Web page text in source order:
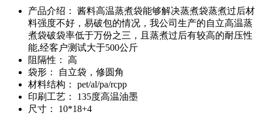
产品介绍：
酱料高温蒸煮袋能够解决蒸煮袋蒸煮过后材
料强度不好，易破包的情况，我公司生产的自立高温蒸
煮袋破袋率低于万份之三，且蒸煮过后有较高的耐压性
能,经客户测试大于500公斤
阻隔性：
高
袋形：
自立袋，修圆角
材料结构：
pet/al/pa/rcpp
印刷工艺：
135度高温油墨
尺寸：
10*18+4